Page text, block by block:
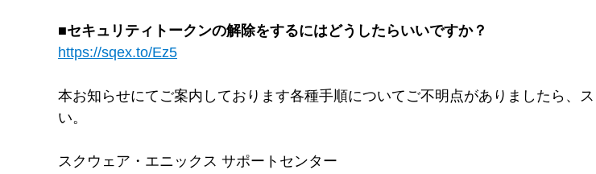
■セキュリティトークンの解除をするにはどうしたらいいですか？
https://sqex.to/Ez5
本お知らせにてご案内しております各種手順についてご不明点がありましたら、
い。
スクウェア・エニックス サポートセンター